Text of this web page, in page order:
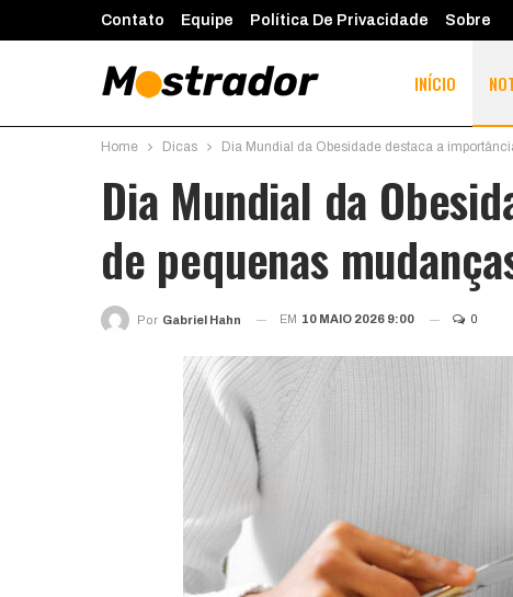
Contato Equipe Política De Privacidade Sobre
INÍCIO
Home Dicas Dia Mundial da Obesidade destaca a
Dia Mundial da
de pequenas
Por Gabriel Hahn EM 10 MAIO 2026 9:00 0